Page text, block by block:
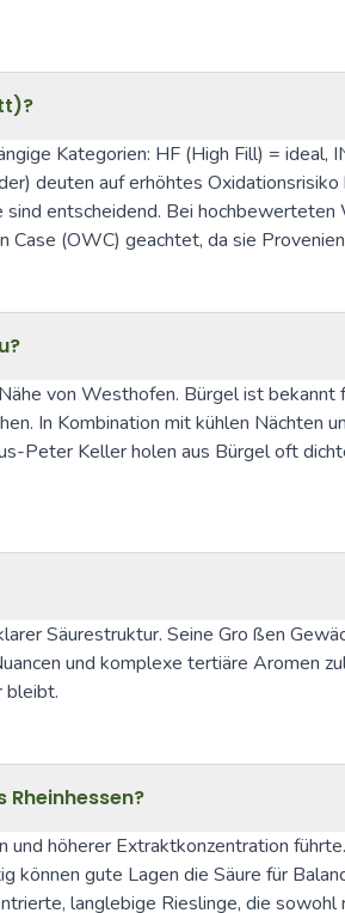
Kategorien: HF (High Fill) = ideal,
deuten auf erhöhtes
entscheidend. Bei
(OWC) geachtet, da sie
von Westhofen. Bürgel ist
In Kombination mit kühlen Nächten
Peter Keller holen aus Bürgel oft
Säurestruktur. Seine Gro ßen
und komplexe tertiäre Aromen
bleibt.
höherer Extraktkonzentration
gute Lagen die Säure für
langlebige Rieslinge, die